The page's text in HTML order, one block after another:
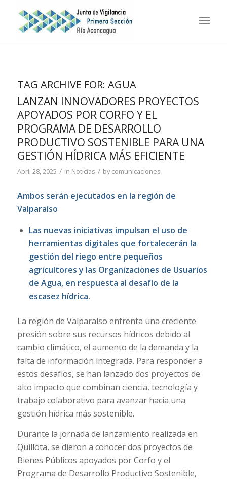
TAG ARCHIVE FOR: AGUA
LANZAN INNOVADORES PROYECTOS
APOYADOS POR CORFO Y EL
PROGRAMA DE DESARROLLO
PRODUCTIVO SOSTENIBLE PARA UNA
GESTIÓN HÍDRICA MÁS EFICIENTE
Abril 28, 2025 / in Noticias / bycomunicaciones
Ambos serán ejecutados en la región de
Valparaíso
Las nuevas iniciativas impulsan el uso de
herramientas digitales que fortalecerán la
gestión del riego entre pequeños
agricultores y las Organizaciones de Usuarios
de Agua, en respuesta al desafío de la
escasez hídrica.
La región de Valparaíso enfrenta una creciente
presión sobre sus recursos hídricos debido al
cambio climático, el aumento de la demanda y la
falta de información integrada. Para responder a
estos desafíos, se han lanzado dos proyectos de
alto impacto que combinan ciencia, tecnología y
trabajo colaborativo para avanzar hacia una
gestión hídrica más sostenible.
Durante la jornada de lanzamiento realizada en
Quillota, se dieron a conocer dos proyectos de
Bienes Públicos apoyados por Corfo y el
Programa de Desarrollo Productivo Sostenible,